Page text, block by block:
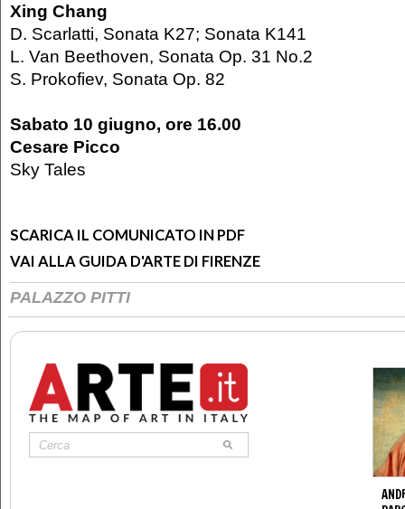
Xing Chang
D. Scarlatti, Sonata K27; Sonata K141
L. Van Beethoven, Sonata Op. 31 No.2
S. Prokofiev, Sonata Op. 82
Sabato 10 giugno, ore 16.00
Cesare Picco
Sky Tales
SCARICA IL COMUNICATO IN PDF
VAI ALLA GUIDA D'ARTE DI FIRENZE
PALAZZO PITTI